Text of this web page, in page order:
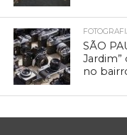
SÃO
Jardim”
no